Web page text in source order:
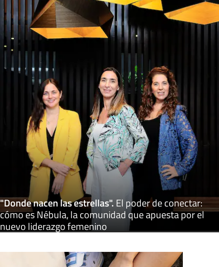
"Donde nacen las estrellas".El poder de conectar:
cómo es Nébula, la comunidad que apuesta por el
nuevo liderazgo femenino